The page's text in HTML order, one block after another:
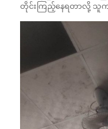
တိုင်းကြည့်နေရတာလို့ သူ